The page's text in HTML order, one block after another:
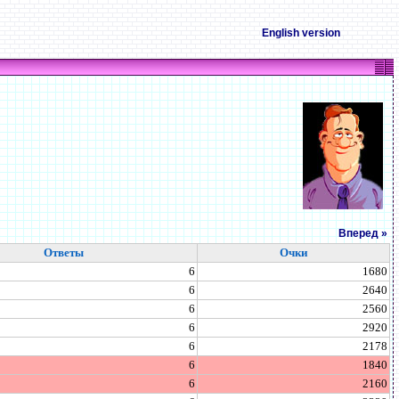
English version
Вперед »
Ответы
Очки
6
1680
6
2640
6
2560
6
2920
6
2178
6
1840
6
2160